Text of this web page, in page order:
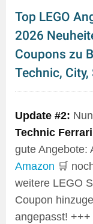
Top LEGO
2026
Coupons zu
Technic, City,
Update #2:
Technic
gute Angebote:
Amazon 🛒
weitere LEGO
Coupon
angepasst!